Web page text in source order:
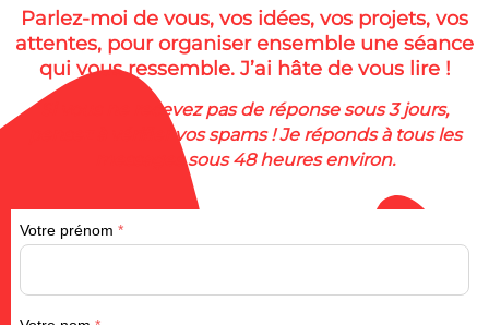
Parlez-moi de vous, vos idées, vos projets, vos
attentes, pour organiser ensemble une séance
qui vous ressemble. J’ai hâte de vous lire !
Si vous ne recevez pas de réponse sous 3 jours,
pensez à vérifier vos spams ! Je réponds à tous les
messages sous 48 heures environ.